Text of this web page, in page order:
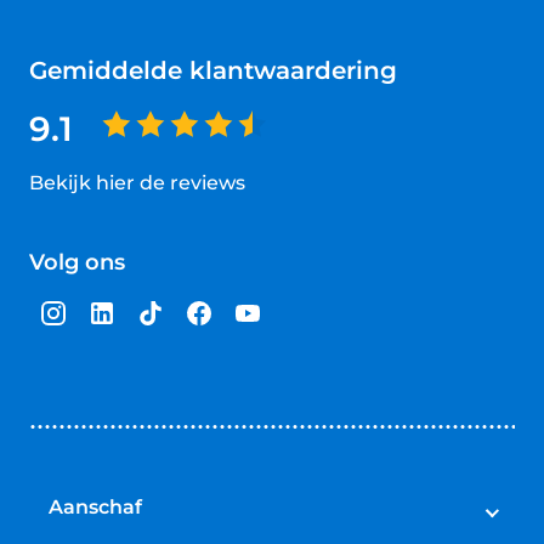
Gemiddelde klantwaardering
9.1
Bekijk hier de reviews
van
sterren
Volg ons
Aanschaf